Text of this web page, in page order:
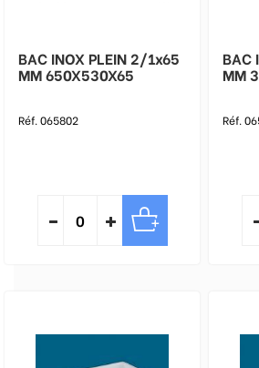
BAC INOX PLEIN 2/1x65
MM 650X530X65
Réf. 065802
BAC
MM
Réf.